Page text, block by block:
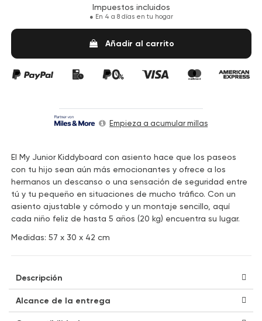
Impuestos incluidos
● En 4 a 8 días en tu hogar
Añadir al carrito
Empieza a acumular millas
El My Junior Kiddyboard con asiento hace que los paseos
con tu hijo sean aún más emocionantes y ofrece a los
hermanos un descanso o una sensación de seguridad entre
tú y tu pequeño en situaciones de mucho tráfico. Con un
asiento ajustable y cómodo y un montaje sencillo, aquí
cada niño feliz de hasta 5 años (20 kg) encuentra su lugar.
Medidas: 57 x 30 x 42 cm
Descripción
Alcance de la entrega